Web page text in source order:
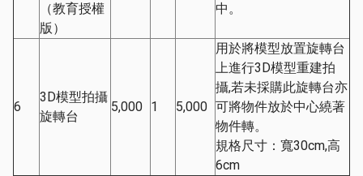
（教育授權
版）
中。
6
3D模型拍攝
旋轉台
5,000 1 5,000
用於將模型放置旋轉台
上進行3D模型重建拍
攝,若未採購此旋轉台亦
可將物件放於中心繞著
物件轉。
規格尺寸：寬30cm,高
6cm